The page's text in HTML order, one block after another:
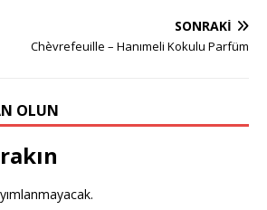
SONRAKI
Chèvrefeuille – Hanımeli Kokulu Parfüm
OLUN